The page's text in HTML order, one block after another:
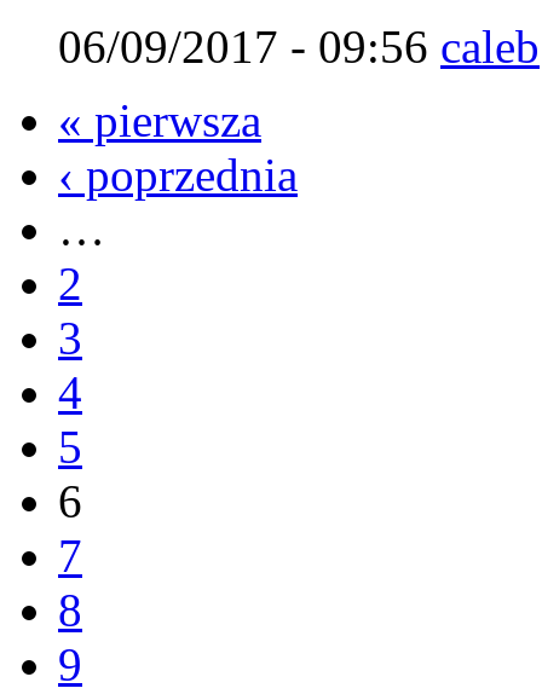
06/09/2017 - 09:56 caleb
« pierwsza
‹ poprzednia
…
2
3
4
5
6
7
8
9